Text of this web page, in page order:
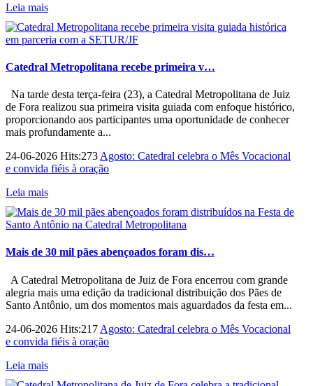
Leia mais
Catedral Metropolitana recebe primeira v…
Na tarde desta terça-feira (23), a Catedral Metropolitana de Juiz
de Fora realizou sua primeira visita guiada com enfoque histórico,
proporcionando aos participantes uma oportunidade de conhecer
mais profundamente a...
24-06-2026 Hits:273 Agosto: Catedral celebra o Mês Vocacional
e convida fiéis à oração
Leia mais
Mais de 30 mil pães abençoados foram dis…
A Catedral Metropolitana de Juiz de Fora encerrou com grande
alegria mais uma edição da tradicional distribuição dos Pães de
Santo Antônio, um dos momentos mais aguardados da festa em...
24-06-2026 Hits:217 Agosto: Catedral celebra o Mês Vocacional
e convida fiéis à oração
Leia mais